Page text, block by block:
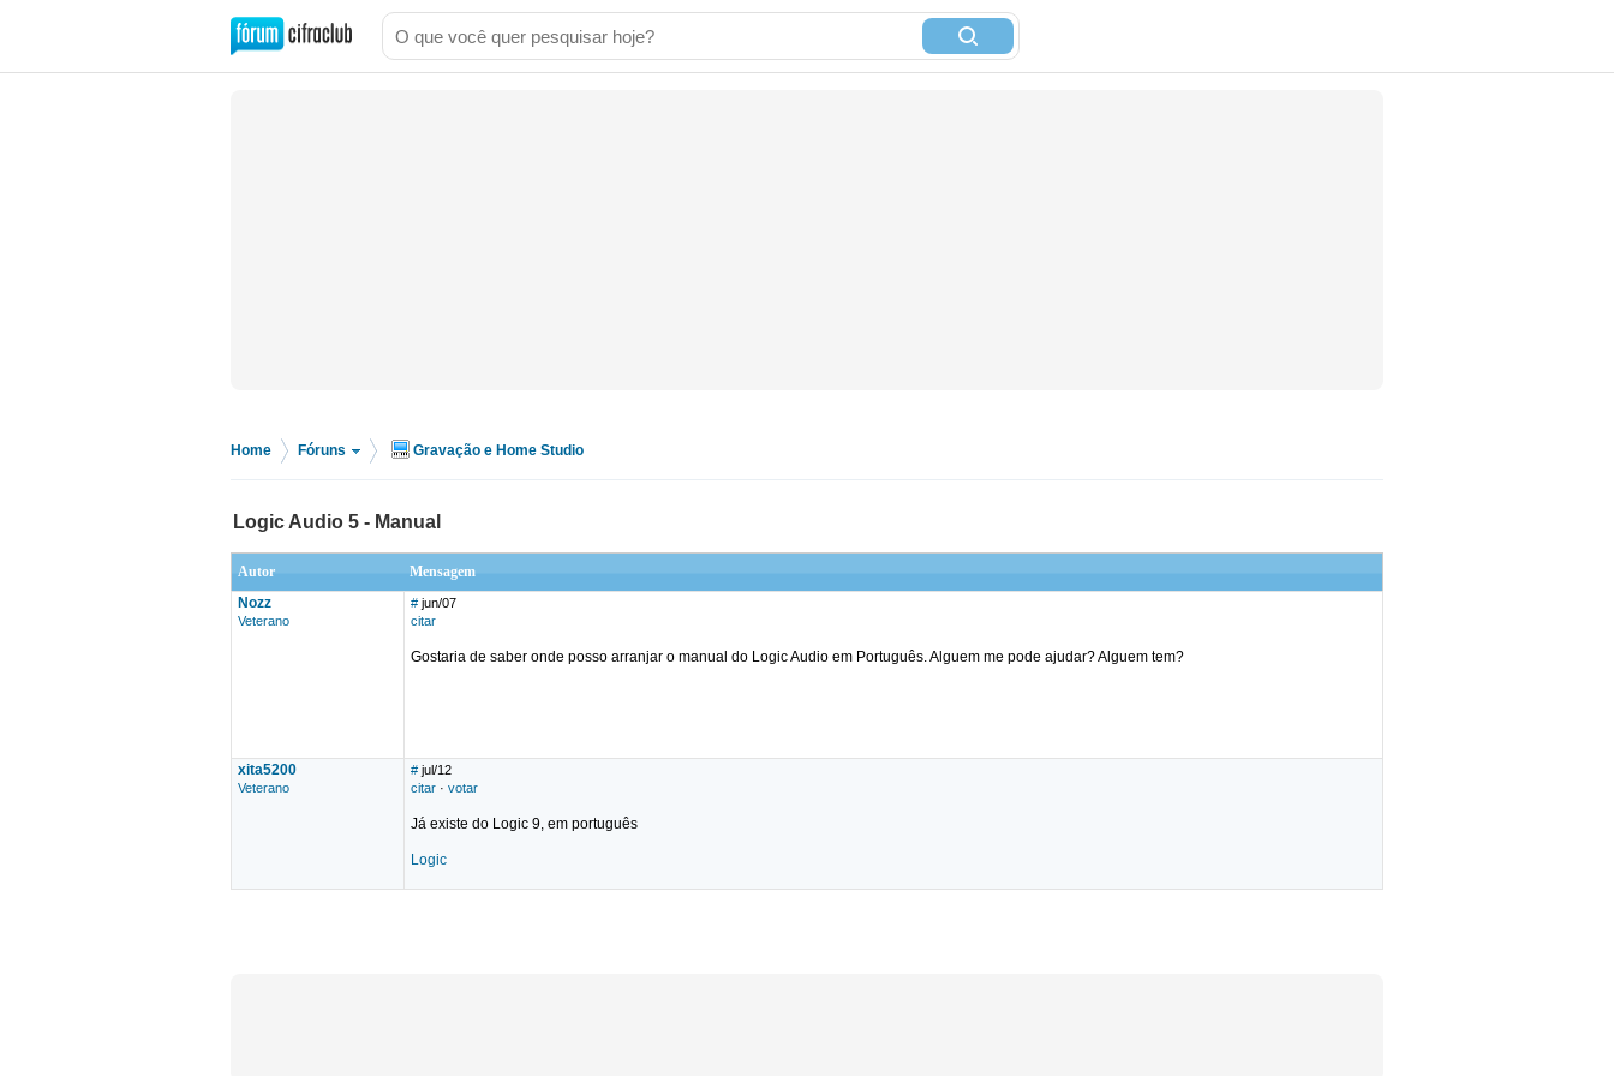
Home Fóruns Gravação e Home Studio
Logic Audio 5 - Manual
Autor
Mensagem
Nozz
Veterano
# jun/07
citar
Gostaria de saber onde posso arranjar o manual do Logic Audio em Português. Alguem me pode ajudar? Alguem tem?
xita5200
Veterano
# jul/12
citar · votar
Já existe do Logic 9, em português
Logic